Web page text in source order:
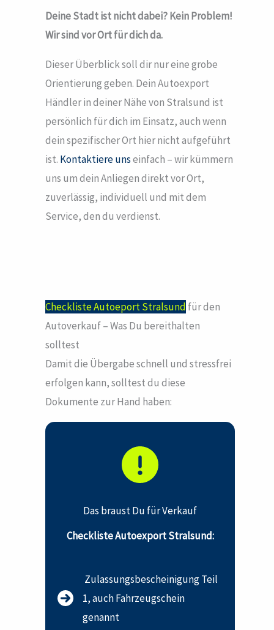
Deine Stadt ist nicht dabei? Kein Problem!
Wir sind vor Ort für dich da.
Dieser Überblick soll dir nur eine grobe
Orientierung geben. Dein Autoexport
Händler in deiner Nähe von Stralsund ist
persönlich für dich im Einsatz, auch wenn
dein spezifischer Ort hier nicht aufgeführt
ist. Kontaktiere unseinfach – wir kümmern
uns um dein Anliegen direkt vor Ort,
zuverlässig, individuell und mit dem
Service, den du verdienst.
Checkliste Autoeport Stralsund für den
Autoverkauf – Was Du bereithalten
solltest
Damit die Übergabe schnell und stressfrei
erfolgen kann, solltest du diese
Dokumente zur Hand haben:
Das braust Du für Verkauf
Checkliste Autoexport Stralsund:
Zulassungsbescheinigung Teil
1, auch Fahrzeugschein
genannt